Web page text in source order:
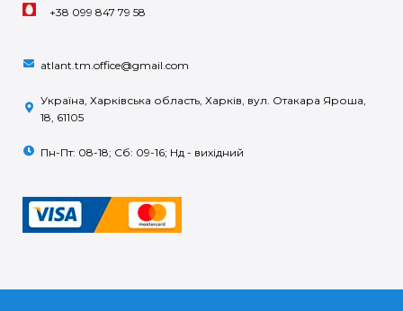
+38 099 847 79 58
atlant.tm.office@gmail.com
Україна, Харківська область, Харків, вул. Отакара Яроша,
18, 61105
Пн-Пт: 08-18; Сб: 09-16; Нд - вихідний